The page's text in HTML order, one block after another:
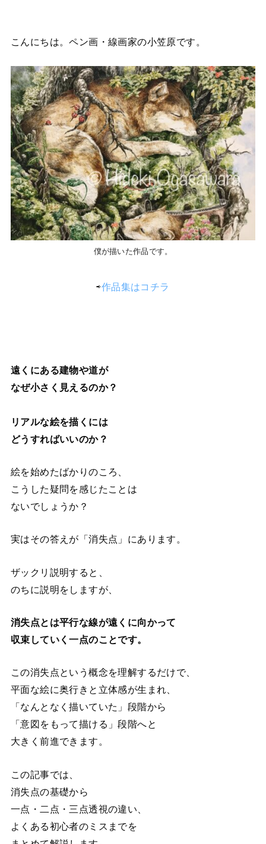
こんにちは。ペン画・線画家の小笠原です。
僕が描いた作品です。
⇨作品集はコチラ
遠くにある建物や道が
なぜ小さく見えるのか？
リアルな絵を描くには
どうすればいいのか？
絵を始めたばかりのころ、
こうした疑問を感じたことは
ないでしょうか？
実はその答えが「消失点」にあります。
ザックリ説明すると、
のちに説明をしますが、
消失点とは平行な線が遠くに向かって
収束していく一点のことです。
この消失点という概念を理解するだけで、
平面な絵に奥行きと立体感が生まれ、
「なんとなく描いていた」段階から
「意図をもって描ける」段階へと
大きく前進できます。
この記事では、
消失点の基礎から
一点・二点・三点透視の違い、
よくある初心者のミスまでを